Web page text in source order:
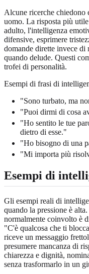
Alcune ricerche chiedono
uomo. La risposta più
adulto, l'intelligenza
difensive, esprimere
domande dirette invece di
quando delude. Questi
trofei di personalità.
Esempi di frasi di
"Sono turbato, ma
"Puoi dirmi di cosa
"Ho sentito le tue
dietro di esse."
"Ho bisogno di una
"Mi importa più
Esempi di
Gli esempi reali di
quando la pressione è
normalmente coinvolto è
"C'è qualcosa che ti
riceve un messaggio
presumere mancanza di
chiarezza e dignità,
senza trasformarlo in un